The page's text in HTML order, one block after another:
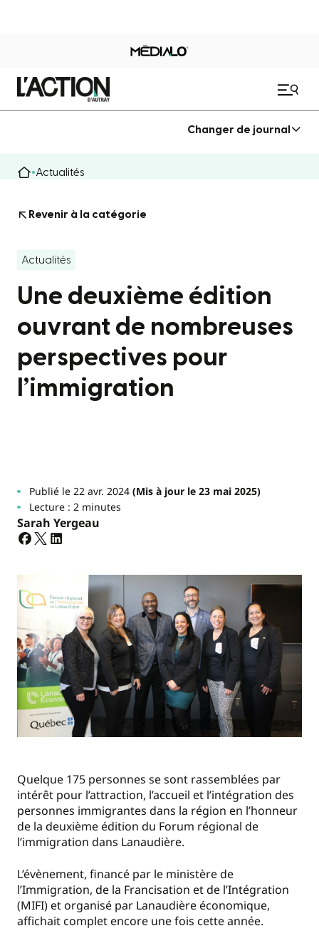
Changer de journal
Actualités
Revenir à la catégorie
Actualités
Une deuxième édition
ouvrant de nombreuses
perspectives pour
l’immigration
Publié le 22 avr. 2024(Mis à jour le 23 mai 2025)
Lecture : 2 minutes
Sarah Yergeau
Quelque 175 personnes se sont rassemblées par
intérêt pour l’attraction, l’accueil et l’intégration des
personnes immigrantes dans la région en l’honneur
de la deuxième édition du Forum régional de
l’immigration dans Lanaudière.
L’évènement, financé par le ministère de
l’Immigration, de la Francisation et de l’Intégration
(MIFI) et organisé par Lanaudière économique,
affichait complet encore une fois cette année.